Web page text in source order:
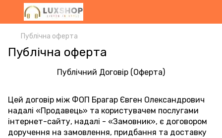
Публічна оферта
Публічна оферта
Публічний Договір (Оферта)
Цей договір між ФОП Брагар Євген Олександрович
надалі «Продавець» та користувачем послугами
інтернет-сайту, надалі - «Замовник», є договором
доручення на замовлення, придбання та доставку